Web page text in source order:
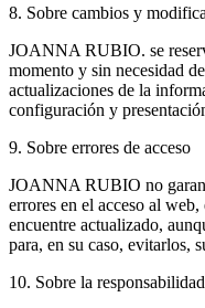
8. Sobre cambios y
JOANNA RUBIO. se
momento y sin necesidad
actualizaciones de la
configuración y
9. Sobre errores de acceso
JOANNA RUBIO no
errores en el acceso al
encuentre actualizado,
para, en su caso, evitarlos,
10. Sobre la